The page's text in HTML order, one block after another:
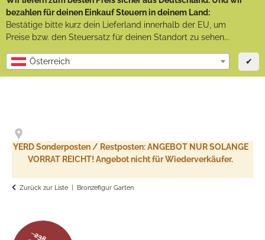
bezahlen für deinen Einkauf Steuern in deinem Land:
Bestätige bitte kurz dein Lieferland innerhalb der EU, um
Preise bzw. den Steuersatz für deinen Standort zu sehen...
Österreich ✔
YERD Sonderposten / Restposten: ANGEBOT NUR SOLANGE
VORRAT REICHT! Angebot nicht für Wiederverkäufer.
Zurück zur Liste Bronzefigur Garten